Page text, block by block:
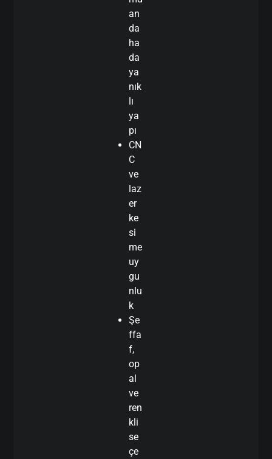
an
da
ha
da
ya
nık
lı
ya
pı
CN
C
ve
laz
er
ke
si
me
uy
gu
nlu
k
Şe
ffa
f,
op
al
ve
ren
kli
se
çe